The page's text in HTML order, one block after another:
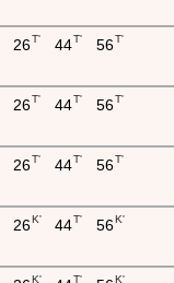
26T' 44T' 56T'
26T' 44T' 56T'
26T' 44T' 56T'
26K' 44T' 56K'
K' T' K'